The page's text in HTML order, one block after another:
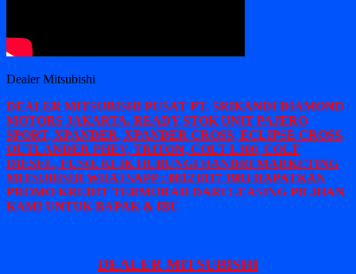
Dealer Mitsubishi
DEALER MITSUBISHI PUSAT PT. SRIKANDI DIAMOND
MOTORS JAKARTA. READY STOK UNIT PAJERO
SPORT, XPANDER, XPANDER CROSS, ECLIPSE CROSS,
OUTLANDER PHEV, TRITON, COLT L300, COLT
DIESEL, FUSO. KLIK HUBUNGI HANDRI MARKETING
MITSUBISHI WHATSAPP : 0812 8117 1983 DAPATKAN
PROMO KREDIT TERMURAH DARI LEASING PILIHAN
KAMI UNTUK BAPAK & IBU
DEALER MITSUBISHI